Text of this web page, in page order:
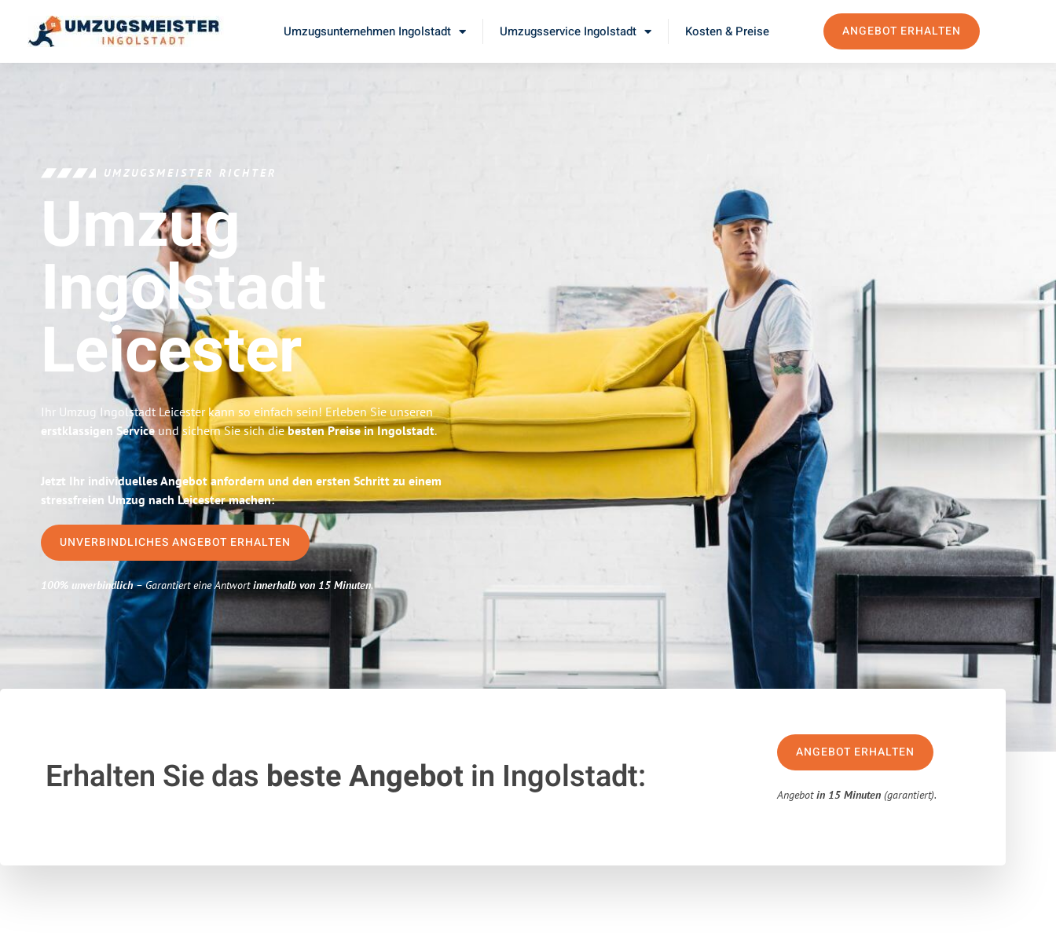
Umzugsunternehmen Ingolstadt Umzugsservice Ingolstadt Kosten & Preise ANGEBOT ERHALTEN
UMZUGSMEISTER RICHTER
Umzug
Ingolstadt
Leicester
Ihr Umzug Ingolstadt Leicester kann so einfach sein! Erleben Sie unseren
erstklassigen Serviceund sichern Sie sich diebesten Preise in Ingolstadt.
Jetzt Ihr individuelles Angebot anfordern und den ersten Schritt zu einem
stressfreien Umzug nach Leicester machen:
UNVERBINDLICHES ANGEBOT ERHALTEN
100% unverbindlich– Garantiert eine Antwortinnerhalb von 15 Minuten.
Erhalten Sie das beste Angebotin Ingolstadt:
ANGEBOT ERHALTEN
Angebotin 15 Minuten (garantiert).